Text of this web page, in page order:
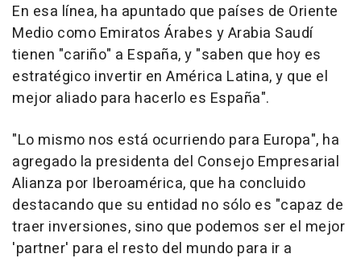
En esa línea, ha apuntado que países de Oriente
Medio como Emiratos Árabes y Arabia Saudí
tienen "cariño" a España, y "saben que hoy es
estratégico invertir en América Latina, y que el
mejor aliado para hacerlo es España".
"Lo mismo nos está ocurriendo para Europa", ha
agregado la presidenta del Consejo Empresarial
Alianza por Iberoamérica, que ha concluido
destacando que su entidad no sólo es "capaz de
traer inversiones, sino que podemos ser el mejor
'partner' para el resto del mundo para ir a